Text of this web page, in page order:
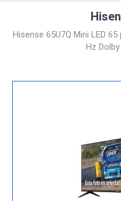
Hisense 65U7Q Mini LED
Hz